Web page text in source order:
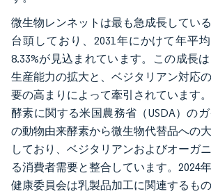
微生物レンネットは最も急成長してい
台頭しており、2031年にかけて年平均
8.33%が見込まれています。この成長
生産能力の拡大と、ベジタリアン対応
要の高まりによって牽引されています
酵素に関する米国農務省（USDA）の
の動物由来酵素から微生物代替品への
しており、ベジタリアンおよびオーガ
る消費者需要と整合しています。2024
健康委員会は乳製品加工に関連するも